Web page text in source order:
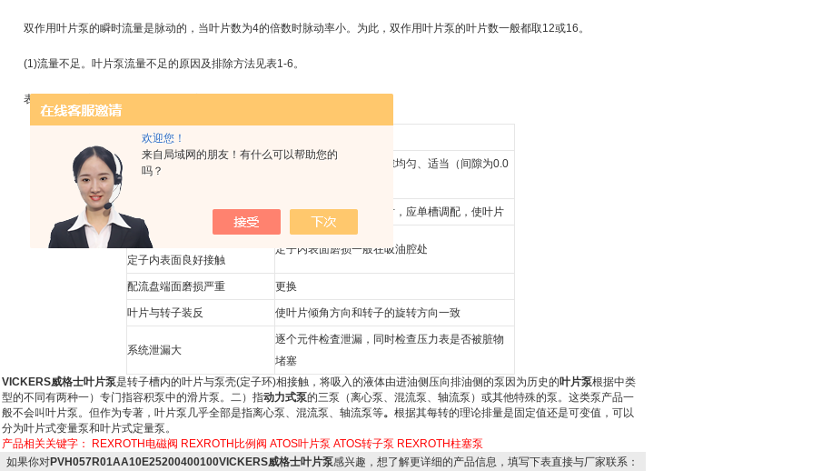
欢迎您！
来自局域网的朋友！有什么可以帮助您的
吗？
双作用叶片泵的瞬时流量是脉动的，当叶片数为4的倍数时脉动率小。为此，双作用叶片泵的叶片数一般都取12或16。
(1)流量不足。叶片泵流量不足的原因及排除方法见表1-6。
表1-6叶片泵流量不足的原因及排除方法
常见故障及其原因
顶盖处螺丝松动，轴向间隙增
适当拧紧螺钉，保证间隙均匀、适当（间隙为0.0
个别叶片滑动不灵活 清洗。清洗后仍不灵活时，应单槽调配，使叶片
定子内表面磨损，叶片不能与
定子内表面良好接触
定子内表面磨损一般在吸油腔处
配流盘端面磨损严重 更换
叶片与转子装反 使叶片倾角方向和转子的旋转方向一致
系统泄漏大
逐个元件检査泄漏，同时检查压力表是否被脏物
堵塞
VICKERS威格士叶片泵是转子槽内的叶片与泵壳(定子环)相接触，将吸入的液体由进油侧压向排油侧的泵 因为历史的叶片泵根据中类
型的不同有两种一）专门指容积泵中的滑片泵。二）指动力式泵的三泵（离心泵、 混流泵、 轴流泵 ）或其他特殊的泵。这类泵产品一
般不会叫叶片泵。但作为专著，叶片泵几乎全部是指离心泵、混流泵、轴流泵等。 根据其每转的理论排量是固定值还是可变值，可以
分为叶片式变量泵和叶片式定量泵。
产品相关关键字：
REXROTH电磁阀 REXROTH比例阀 ATOS叶片泵 ATOS转子泵 REXROTH柱塞泵
如果你对PVH057R01AA10E25200400100VICKERS威格士叶片泵感兴趣，想了解更详细的产品信息，填写下表直接与厂家联系：